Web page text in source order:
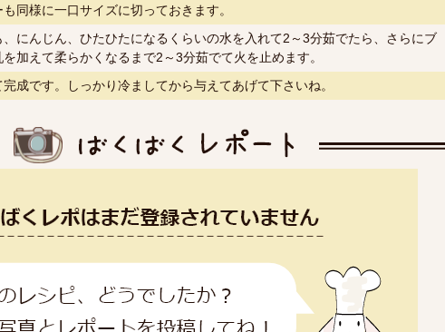
同様に一口サイズに切っておきます。
にんじん、ひたひたになるくらいの水を入れて2～3分茹でたら、さらにブ
加えて柔らかくなるまで2～3分茹でて火を止めます。
成です。しっかり冷ましてから与えてあげて下さいね。